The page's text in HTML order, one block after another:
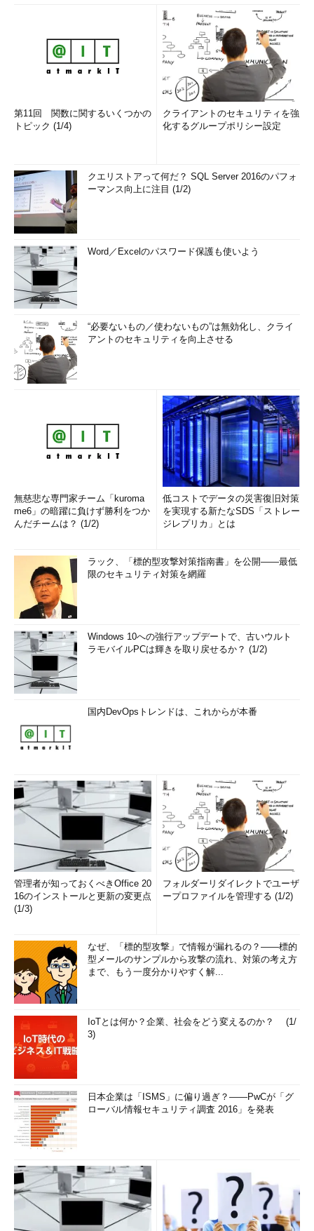
第11回 関数に関するいくつかの
トピック (1/4)
クライアントのセキュリティを強
化するグループポリシー設定
クエリストアって何だ？ SQL Server 2016のパフォ
ーマンス向上に注目 (1/2)
Word／Excelのパスワード保護も使いよう
“必要ないもの／使わないもの”は無効化し、クライ
アントのセキュリティを向上させる
無慈悲な専門家チーム「kuroma
me6」の暗躍に負けず勝利をつか
んだチームは？ (1/2)
低コストでデータの災害復旧対策
を実現する新たなSDS「ストレー
ジレプリカ」とは
ラック、「標的型攻撃対策指南書」を公開――最低
限のセキュリティ対策を網羅
Windows 10への強行アップデートで、古いウルト
ラモバイルPCは輝きを取り戻せるか？ (1/2)
国内DevOpsトレンドは、これからが本番
管理者が知っておくべきOffice 20
16のインストールと更新の変更点
(1/3)
フォルダーリダイレクトでユーザ
ープロファイルを管理する (1/2)
なぜ、「標的型攻撃」で情報が漏れるの？――標的
型メールのサンプルから攻撃の流れ、対策の考え方
まで、もう一度分かりやすく解...
IoTとは何か？企業、社会をどう変えるのか？ (1/
3)
日本企業は「ISMS」に偏り過ぎ？――PwCが「グ
ローバル情報セキュリティ調査 2016」を発表